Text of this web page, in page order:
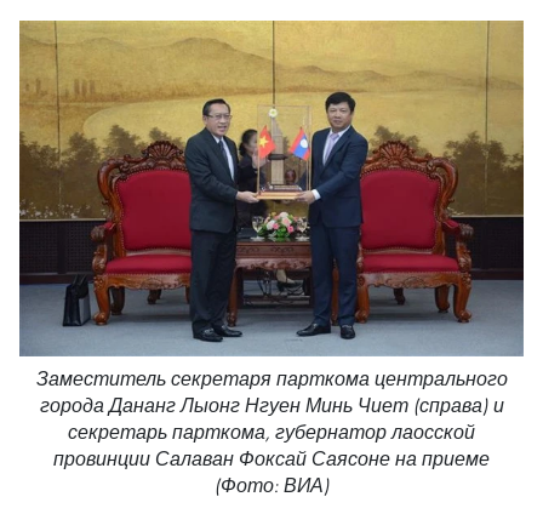
Заместитель секретаря парткома центрального
города Дананг Лыонг Нгуен Минь Чиет (справа) и
секретарь парткома, губернатор лаосской
провинции Салаван Фоксай Саясоне на приеме
(Фото: ВИА)